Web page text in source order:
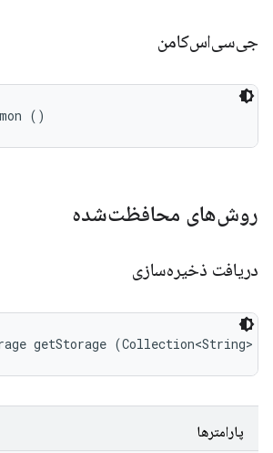
جی‌سی‌اس‌کامن
()
روش‌های محافظت‌شده
دریافت ذخیره‌سازی
getStorage (Collection<String>
پارامترها